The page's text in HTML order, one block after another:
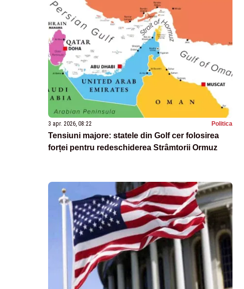
3 apr. 2026, 08:22 Politica
Tensiuni majore: statele din Golf cer folosirea
forței pentru redeschiderea Strâmtorii Ormuz